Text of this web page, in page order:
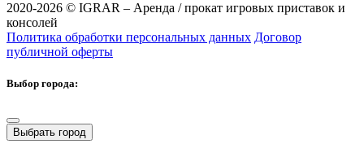
2020-2026 © IGRAR – Аренда / прокат игровых приставок и
консолей
Политика обработки персональных данных Договор
публичной оферты
Выбор города:
Выбрать город